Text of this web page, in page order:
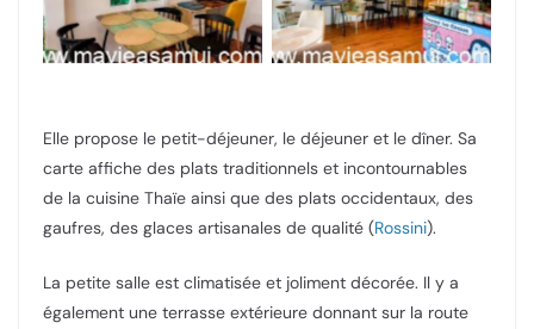
Elle propose le petit-déjeuner, le déjeuner et le dîner. Sa
carte affiche des plats traditionnels et incontournables
de la cuisine Thaïe ainsi que des plats occidentaux, des
gaufres, des glaces artisanales de qualité (Rossini).
La petite salle est climatisée et joliment décorée. Il y a
également une terrasse extérieure donnant sur la route